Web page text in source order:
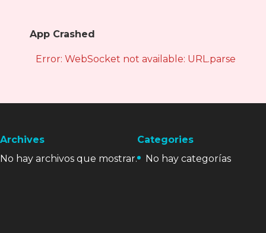
App Crashed
Error: WebSocket not available: URL.parse is
Archives
No hay archivos que mostrar.
Categories
No hay categorías